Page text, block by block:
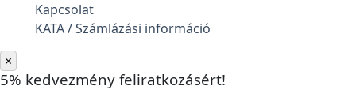
Kapcsolat
KATA / Számlázási információ
×
5% kedvezmény feliratkozásért!